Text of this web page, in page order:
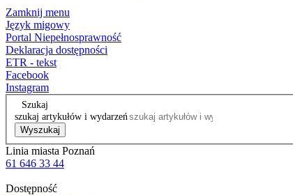
Zamknij menu
Język migowy
Portal Niepełnosprawność
Deklaracja dostępności
ETR - tekst
Facebook
Instagram
Szukaj
szukaj artykułów i wydarzeń
Wyszukaj
Linia miasta Poznań
61 646 33 44
Dostępność